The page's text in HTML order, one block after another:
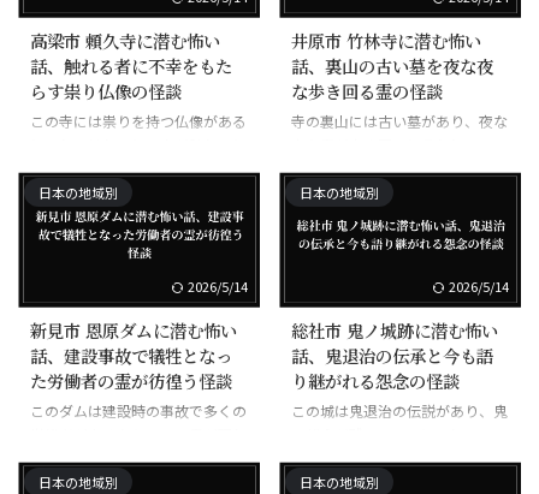
高梁市 頼久寺に潜む怖い
話、触れる者に不幸をもた
らす祟り仏像の怪談
この寺には祟りを持つ仏像がある
言われている。
井原市 竹林寺に潜む怖い
話、裏山の古い墓を夜な夜
な歩き回る霊の怪談
寺の裏山には古い墓があり、夜な
る。
日本の地域別
2026/5/14
新見市 恩原ダムに潜む怖い
話、建設事故で犠牲となっ
た労働者の霊が彷徨う怪談
このダムは建設時の事故で多くの
るとされる。
日本の地域別
2026/5/14
総社市 鬼ノ城跡に潜む怖い
話、鬼退治の伝承と今も語
り継がれる怨念の怪談
この城は鬼退治の伝説があり、鬼
日本の地域別 日本の地域別